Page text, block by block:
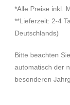
**Lieferzeit: 2-4
Deutschlands)
automatisch der
besonderen